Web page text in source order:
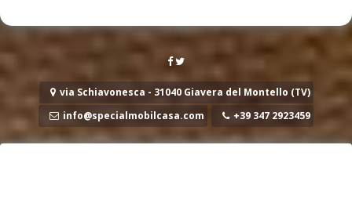
via Schiavonesca - 31040 Giavera del Montello (TV)
info@specialmobilcasa.com
+39 347 2923459